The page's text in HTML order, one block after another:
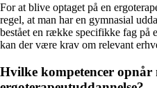
For at blive optaget på en
regel, at man har en gymnasial
bestået en række specifikke fag
kan der være krav om relevant
Hvilke kompetencer opnår